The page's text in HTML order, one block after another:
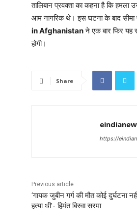
तालिबान प्रवक्ता का कहना है कि
आम नागरिक थे। इस घटना के बाद सीमा
in Afghanistanने एक बार फिर यह
होगी।
Share
https://
Previous article
‘गायक जुबीन गर्ग की मौत कोई दुर्घटना
हत्या थी’- हिमंत बिस्वा सरमा